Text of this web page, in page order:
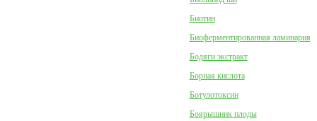
Биотин
Биоферментированная ламинария
Бодяги экстракт
Борная кислота
Ботулотоксин
Боярышник плоды